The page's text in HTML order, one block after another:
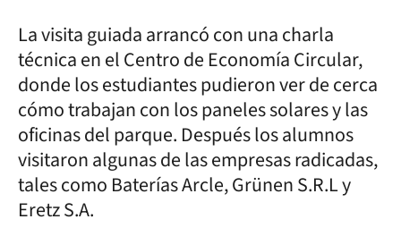
La visita guiada arrancó con una charla
técnica en el Centro de Economía Circular,
donde los estudiantes pudieron ver de cerca
cómo trabajan con los paneles solares y las
oficinas del parque. Después los alumnos
visitaron algunas de las empresas radicadas,
tales como Baterías Arcle, Grünen S.R.L y
Eretz S.A.